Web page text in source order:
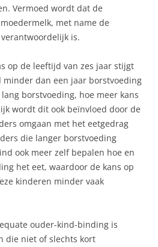
Vermoed wordt dat de
met name de
is.
op de leeftijd van zes jaar stijgt
minder dan een jaar borstvoeding
borstvoeding, hoe meer kans
wordt dit ook beïnvloed door de
omgaan met het eetgedrag
die langer borstvoeding
ook meer zelf bepalen hoe en
het eet, waardoor de kans op
kinderen minder vaak
ouder-kind-binding is
die niet of slechts kort